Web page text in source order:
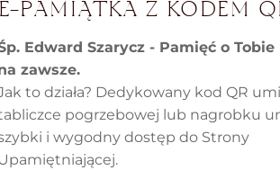
E-PAMIĄTKA Z KODEM
Edward Szarycz - Pamięć o
zawsze.
to działa? Dedykowany kod QR
pogrzebowej lub nagrobku
i wygodny dostęp do Strony